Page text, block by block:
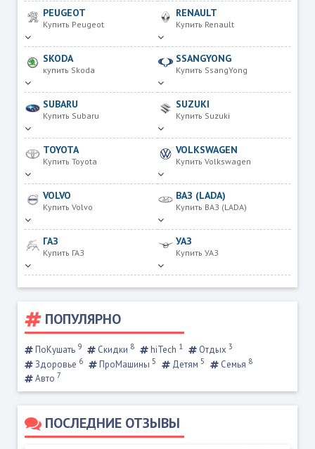
PEUGEOT
Купить Peugeot
RENAULT
Купить Renault
SKODA
купить Skoda
SSANGYONG
Купить SsangYong
SUBARU
Купить Subaru
SUZUKI
Купить Suzuki
TOYOTA
Купить Toyota
VOLKSWAGEN
Купить Volkswagen
VOLVO
Купить Volvo
ВАЗ (LADA)
Купить ВАЗ (LADA)
ГАЗ
Купить ГАЗ
УАЗ
Купить УАЗ
ПОПУЛЯРНО
ПоКушать 9 Скидки 8 hiTech 1 Отдых 3
Здоровье 6 ПроМашины 5 Детям 5 Семья 8
Авто 7
ПОСЛЕДНИЕ ОТЗЫВЫ